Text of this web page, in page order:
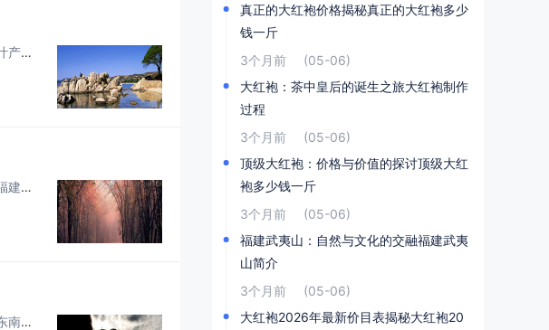
大红袍，作为中国乌龙茶中的极品，以其独特的香气和味道闻名于世。这种茶叶产自福建省武夷山，被誉为“茶中皇后”。下面，我们将一同探索大红袍的制作过程，感受其从茶树到茶杯的华丽转变。 1. 采摘：自然的馈赠 大红袍的采摘是制作过程中的第一道工序...
大红袍，作为中国乌龙茶中的佼佼者，以其独特的香气和口感闻名于世。产自福建省武夷山的大红袍，因其稀有性和高品质而备受茶友们的青睐。那么，顶级大红袍的价格究竟如何呢？本文将带您一探究竟。 大红袍的历史与产地 大红袍的历史可以追溯到明朝，因其茶...
福建武夷山，这片神奇的土地，不仅是世界自然与文化双重遗产地，更是中国东南地区一处不可多得的旅游胜地。本文将带你走进武夷山，探索其独特的自然风光和深厚的文化底蕴。 自然风光：碧水丹山的画卷 武夷山位于福建省西北部，与江西省接壤。这里的山水风...
真正的大红袍价格揭秘真正的大红袍多少
钱一斤
3个月前
(05-06)
大红袍：茶中皇后的诞生之旅大红袍制作
过程
3个月前
(05-06)
顶级大红袍：价格与价值的探讨顶级大红
袍多少钱一斤
3个月前
(05-06)
福建武夷山：自然与文化的交融福建武夷
山简介
3个月前
(05-06)
大红袍2026年最新价目表揭秘大红袍20